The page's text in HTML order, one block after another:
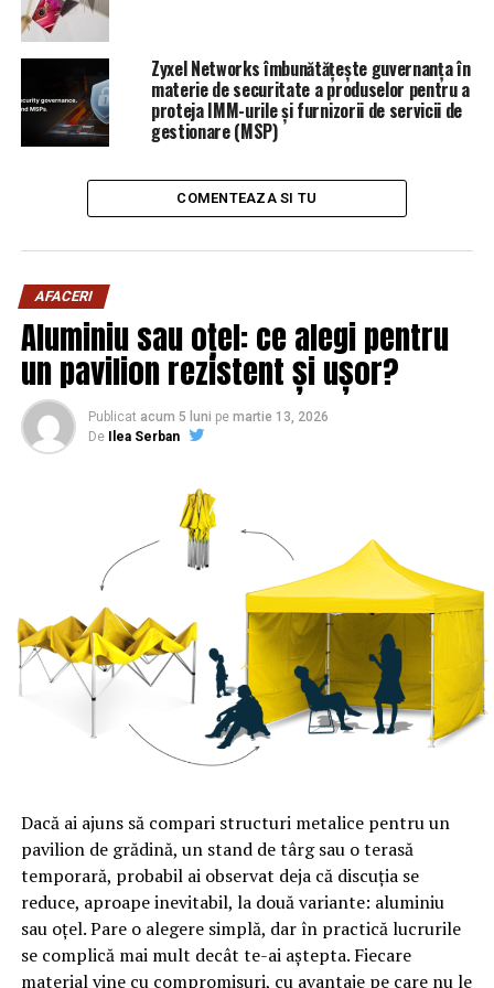
pentru cumpărături al românilor. Şi-a extins depozitele
locale | Sibiul de AZI
Record. Mortalitatea crescută îi îmbogățește pe
patronii de pompe funebre. Cifrele de afaceri sunt
halucinante! | Sibiul de AZI
Zyxel Networks îmbunătățește guvernanța în
materie de securitate a produselor pentru a
proteja IMM-urile și furnizorii de servicii de
gestionare (MSP)
COMENTEAZA SI TU
AFACERI
Aluminiu sau oțel: ce alegi pentru
un pavilion rezistent și ușor?
Publicat acum 5 luni pe martie 13, 2026
De
Ilea Serban
Dacă ai ajuns să compari structuri metalice pentru un
pavilion de grădină, un stand de târg sau o terasă
temporară, probabil ai observat deja că discuția se
reduce, aproape inevitabil, la două variante: aluminiu
sau oțel. Pare o alegere simplă, dar în practică lucrurile
se complică mai mult decât te-ai aștepta. Fiecare
material vine cu compromisuri, cu avantaje pe care nu le